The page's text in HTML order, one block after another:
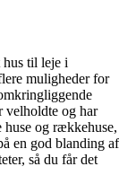
til leje i
muligheder for
velholdte og har
og rækkehuse,
en god blanding af
så du får det